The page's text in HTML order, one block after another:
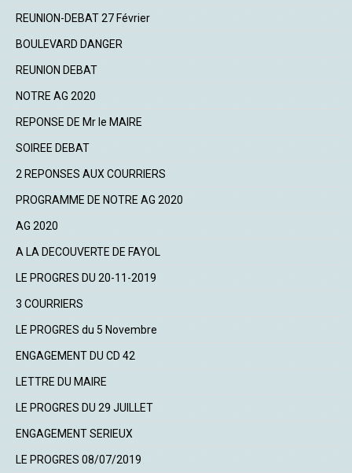
REUNION-DEBAT 27 Février
BOULEVARD DANGER
REUNION DEBAT
NOTRE AG 2020
REPONSE DE Mr le MAIRE
SOIREE DEBAT
2 REPONSES AUX COURRIERS
PROGRAMME DE NOTRE AG 2020
AG 2020
A LA DECOUVERTE DE FAYOL
LE PROGRES DU 20-11-2019
3 COURRIERS
LE PROGRES du 5 Novembre
ENGAGEMENT DU CD 42
LETTRE DU MAIRE
LE PROGRES DU 29 JUILLET
ENGAGEMENT SERIEUX
LE PROGRES 08/07/2019